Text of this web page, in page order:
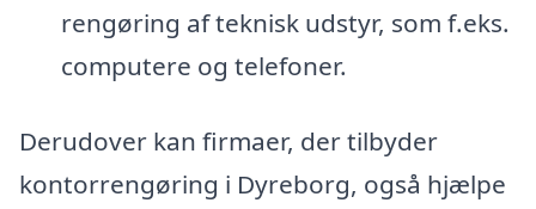
rengøring af teknisk udstyr, som f.eks.
computere og telefoner.
Derudover kan firmaer, der tilbyder
kontorrengøring i Dyreborg, også hjælpe